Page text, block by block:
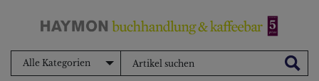
Alle Kategorien